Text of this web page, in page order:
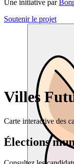
Une initiative par
Soutenir le projet
Villes
Carte interactive des
Élections